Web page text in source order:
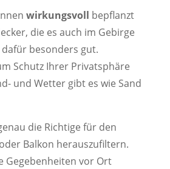
wirkungsvoll bepflanzt
die es auch im Gebirge
besonders gut.
Schutz Ihrer Privatsphäre
und Wetter gibt es wie Sand
die Richtige für den
Balkon herauszufiltern.
Gegebenheiten vor Ort